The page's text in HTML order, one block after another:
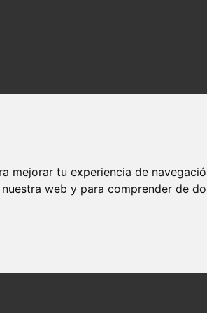
mejorar tu experiencia de
web y para comprender de